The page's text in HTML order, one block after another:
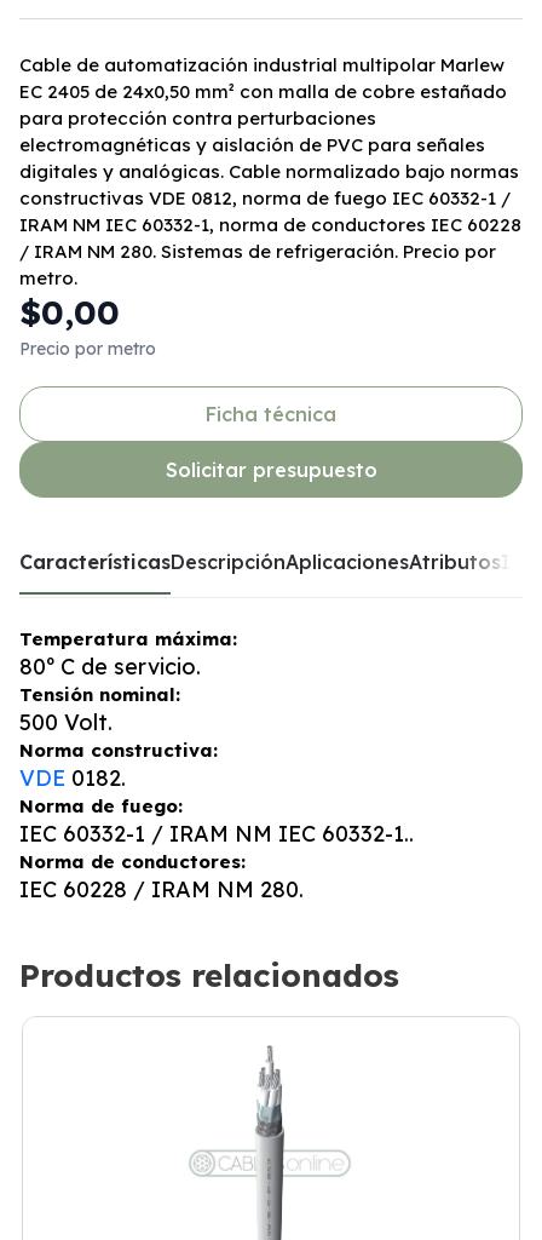
Cable de automatización industrial multipolar Marlew
EC 2405 de 24x0,50 mm² con malla de cobre estañado
para protección contra perturbaciones
electromagnéticas y aislación de PVC para señales
digitales y analógicas. Cable normalizado bajo normas
constructivas VDE 0812, norma de fuego IEC 60332-1 /
IRAM NM IEC 60332-1, norma de conductores IEC 60228
/ IRAM NM 280. Sistemas de refrigeración. Precio por
metro.
$0,00
Precio por metro
Ficha técnica
Solicitar presupuesto
CaracterísticasDescripciónAplicacionesAtributos
Temperatura máxima:
80º C de servicio.
Tensión nominal:
500 Volt.
Norma constructiva:
VDE 0182.
Norma de fuego:
IEC 60332-1 / IRAM NM IEC 60332-1..
Norma de conductores:
IEC 60228 / IRAM NM 280.
Productos relacionados